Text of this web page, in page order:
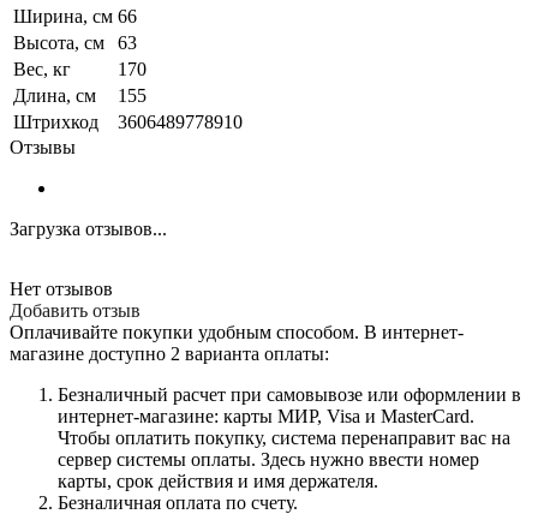
Ширина, см 66
Высота, см
63
Вес, кг
170
Длина, см
155
Штрихкод
3606489778910
Отзывы
Загрузка отзывов...
Нет отзывов
Добавить отзыв
Оплачивайте покупки удобным способом. В интернет-
магазине доступно 2 варианта оплаты:
Безналичный расчет при самовывозе или оформлении в
интернет-магазине: карты МИР, Visa и MasterCard.
Чтобы оплатить покупку, система перенаправит вас на
сервер системы оплаты. Здесь нужно ввести номер
карты, срок действия и имя держателя.
Безналичная оплата по счету.